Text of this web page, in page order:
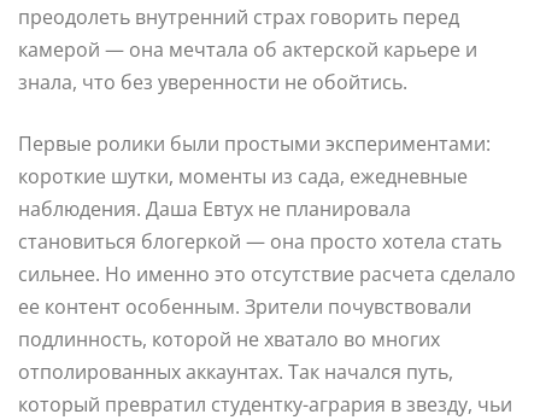
преодолеть внутренний страх говорить перед
камерой — она мечтала об актерской карьере и
знала, что без уверенности не обойтись.
Первые ролики были простыми экспериментами:
короткие шутки, моменты из сада, ежедневные
наблюдения. Даша Евтух не планировала
становиться блогеркой — она просто хотела стать
сильнее. Но именно это отсутствие расчета сделало
ее контент особенным. Зрители почувствовали
подлинность, которой не хватало во многих
отполированных аккаунтах. Так начался путь,
который превратил студентку-агрария в звезду, чьи